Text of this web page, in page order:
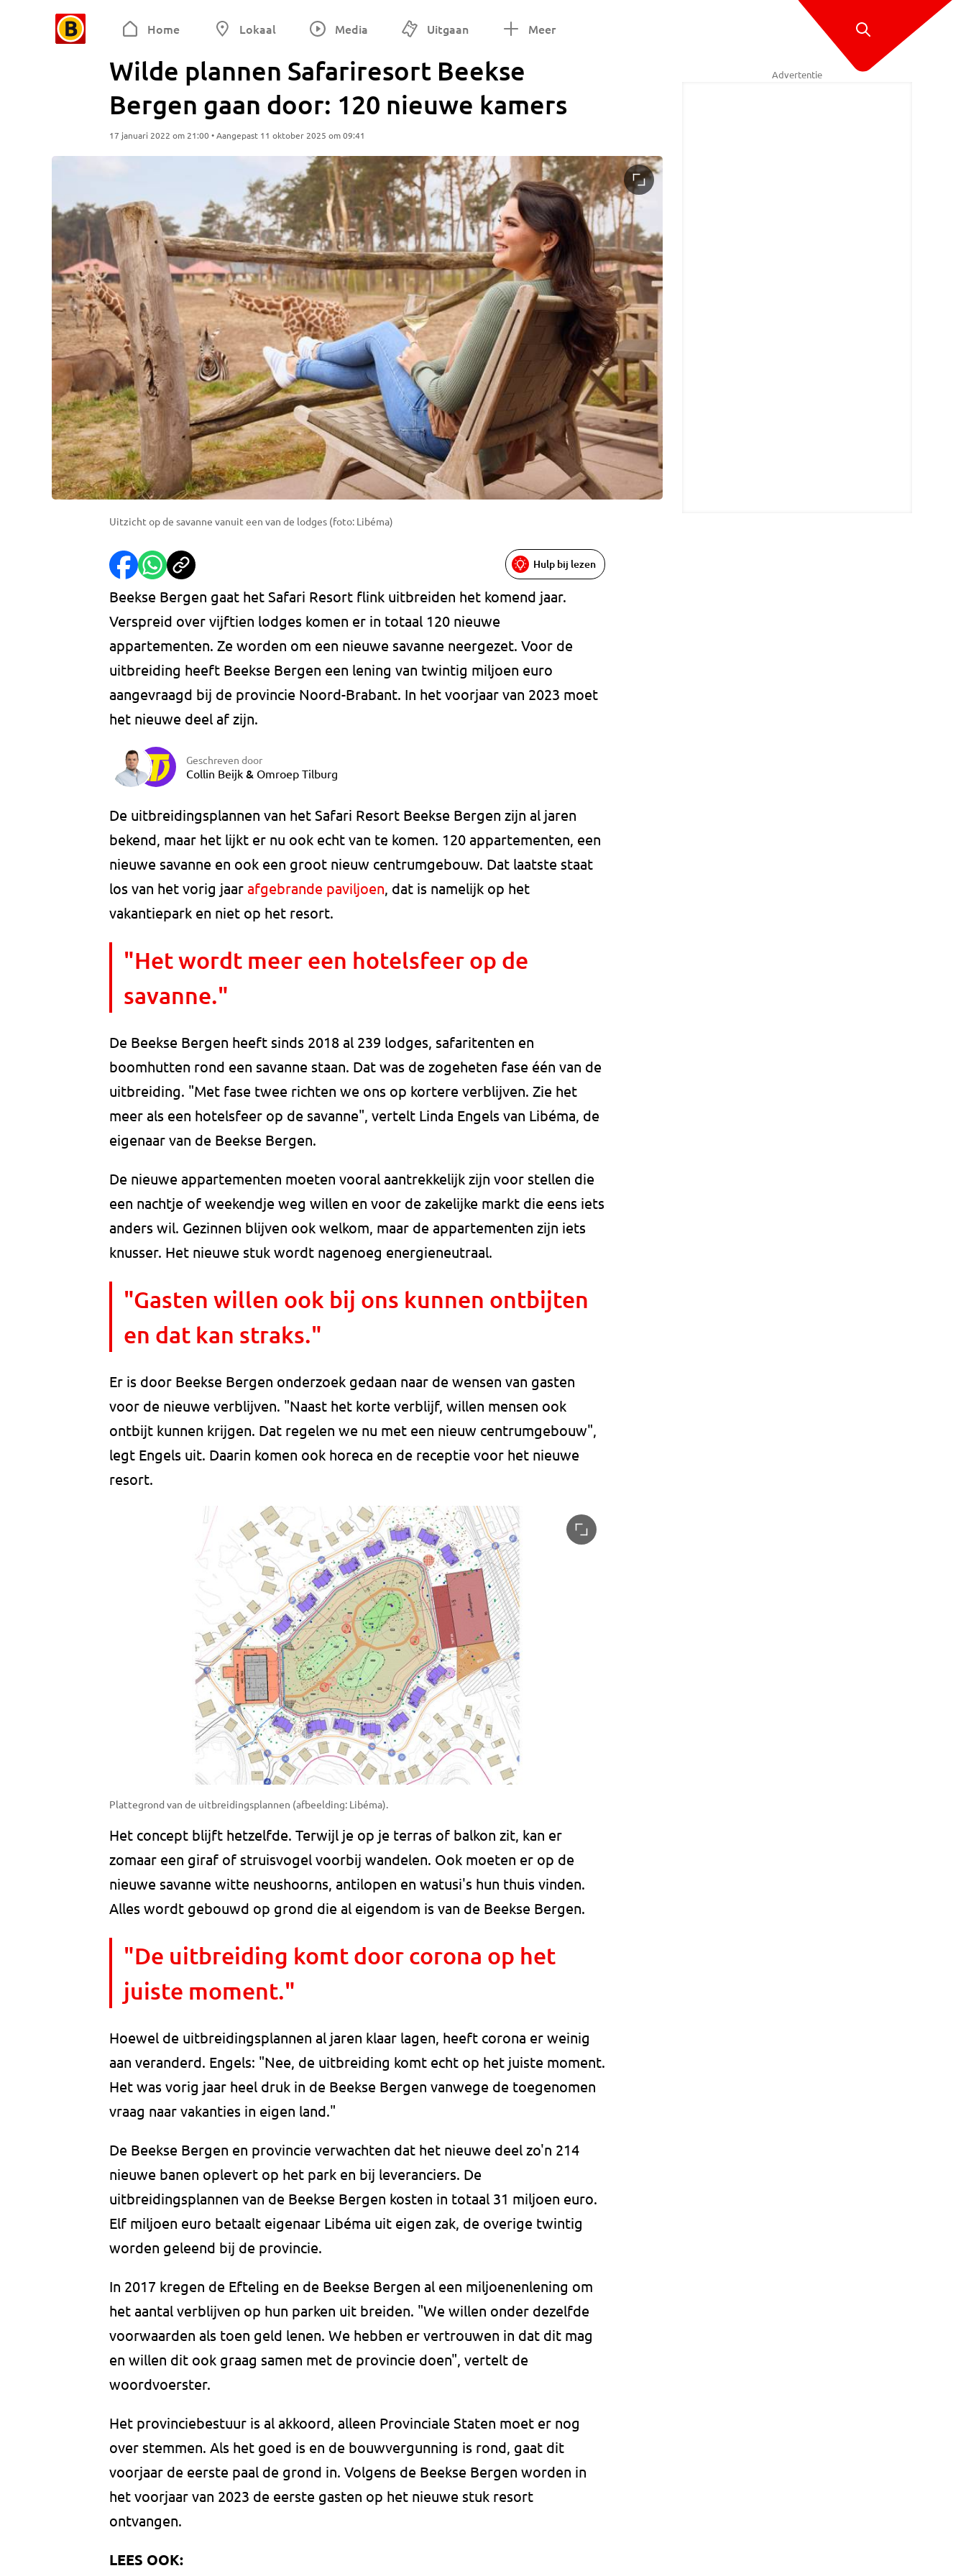
Home Lokaal Media Uitgaan Meer
Wilde plannen Safariresort Beekse
Bergen gaan door: 120 nieuwe kamers
17 januari 2022 om 21:00 • Aangepast 11 oktober 2025 om 09:41
Uitzicht op de savanne vanuit een van de lodges (foto: Libéma)
Hulp bij lezen
Beekse Bergen gaat het Safari Resort flink uitbreiden het komend jaar.
Verspreid over vijftien lodges komen er in totaal 120 nieuwe
appartementen. Ze worden om een nieuwe savanne neergezet. Voor de
uitbreiding heeft Beekse Bergen een lening van twintig miljoen euro
aangevraagd bij de provincie Noord-Brabant. In het voorjaar van 2023 moet
het nieuwe deel af zijn.
Geschreven door
Collin Beijk & Omroep Tilburg
De uitbreidingsplannen van het Safari Resort Beekse Bergen zijn al jaren
bekend, maar het lijkt er nu ook echt van te komen. 120 appartementen, een
nieuwe savanne en ook een groot nieuw centrumgebouw. Dat laatste staat
los van het vorig jaar afgebrande paviljoen, dat is namelijk op het
vakantiepark en niet op het resort.
"Het wordt meer een hotelsfeer op de
savanne."
De Beekse Bergen heeft sinds 2018 al 239 lodges, safaritenten en
boomhutten rond een savanne staan. Dat was de zogeheten fase één van de
uitbreiding. "Met fase twee richten we ons op kortere verblijven. Zie het
meer als een hotelsfeer op de savanne", vertelt Linda Engels van Libéma, de
eigenaar van de Beekse Bergen.
De nieuwe appartementen moeten vooral aantrekkelijk zijn voor stellen die
een nachtje of weekendje weg willen en voor de zakelijke markt die eens iets
anders wil. Gezinnen blijven ook welkom, maar de appartementen zijn iets
knusser. Het nieuwe stuk wordt nagenoeg energieneutraal.
"Gasten willen ook bij ons kunnen ontbijten
en dat kan straks."
Er is door Beekse Bergen onderzoek gedaan naar de wensen van gasten
voor de nieuwe verblijven. "Naast het korte verblijf, willen mensen ook
ontbijt kunnen krijgen. Dat regelen we nu met een nieuw centrumgebouw",
legt Engels uit. Daarin komen ook horeca en de receptie voor het nieuwe
resort.
Plattegrond van de uitbreidingsplannen (afbeelding: Libéma).
Het concept blijft hetzelfde. Terwijl je op je terras of balkon zit, kan er
zomaar een giraf of struisvogel voorbij wandelen. Ook moeten er op de
nieuwe savanne witte neushoorns, antilopen en watusi's hun thuis vinden.
Alles wordt gebouwd op grond die al eigendom is van de Beekse Bergen.
"De uitbreiding komt door corona op het
juiste moment."
Hoewel de uitbreidingsplannen al jaren klaar lagen, heeft corona er weinig
aan veranderd. Engels: "Nee, de uitbreiding komt echt op het juiste moment.
Het was vorig jaar heel druk in de Beekse Bergen vanwege de toegenomen
vraag naar vakanties in eigen land."
De Beekse Bergen en provincie verwachten dat het nieuwe deel zo'n 214
nieuwe banen oplevert op het park en bij leveranciers. De
uitbreidingsplannen van de Beekse Bergen kosten in totaal 31 miljoen euro.
Elf miljoen euro betaalt eigenaar Libéma uit eigen zak, de overige twintig
worden geleend bij de provincie.
In 2017 kregen de Efteling en de Beekse Bergen al een miljoenenlening om
het aantal verblijven op hun parken uit breiden. "We willen onder dezelfde
voorwaarden als toen geld lenen. We hebben er vertrouwen in dat dit mag
en willen dit ook graag samen met de provincie doen", vertelt de
woordvoerster.
Het provinciebestuur is al akkoord, alleen Provinciale Staten moet er nog
over stemmen. Als het goed is en de bouwvergunning is rond, gaat dit
voorjaar de eerste paal de grond in. Volgens de Beekse Bergen worden in
het voorjaar van 2023 de eerste gasten op het nieuwe stuk resort
ontvangen.
LEES OOK:
Advertentie